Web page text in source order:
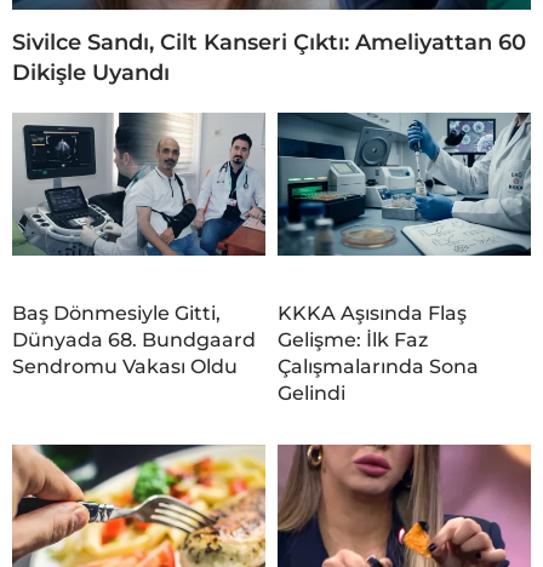
Sivilce Sandı, Cilt Kanseri Çıktı: Ameliyattan 60
Dikişle Uyandı
Baş Dönmesiyle Gitti,
Dünyada 68. Bundgaard
Sendromu Vakası Oldu
KKKA Aşısında Flaş
Gelişme: İlk Faz
Çalışmalarında Sona
Gelindi